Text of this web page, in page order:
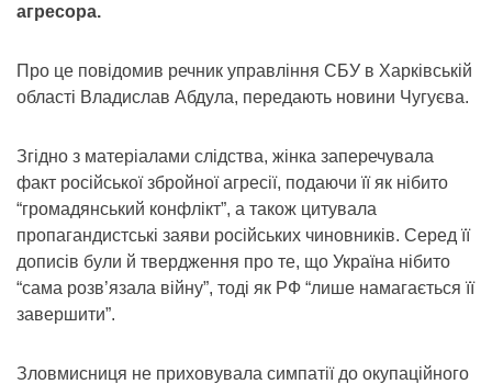
агресора.
Про це повідомив речник управління СБУ в Харківській
області Владислав Абдула, передають новини Чугуєва.
Згідно з матеріалами слідства, жінка заперечувала
факт російської збройної агресії, подаючи її як нібито
“громадянський конфлікт”, а також цитувала
пропагандистські заяви російських чиновників. Серед її
дописів були й твердження про те, що Україна нібито
“сама розв’язала війну”, тоді як РФ “лише намагається її
завершити”.
Зловмисниця не приховувала симпатії до окупаційного